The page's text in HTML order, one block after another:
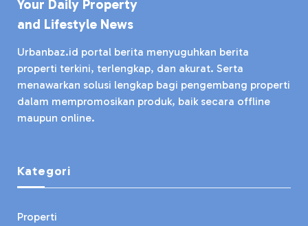
Your Daily Property
and Lifestyle News
Urbanbaz.id portal berita menyuguhkan berita
properti terkini, terlengkap, dan akurat. Serta
menawarkan solusi lengkap bagi pengembang properti
dalam mempromosikan produk, baik secara offline
maupun online.
Kategori
Properti